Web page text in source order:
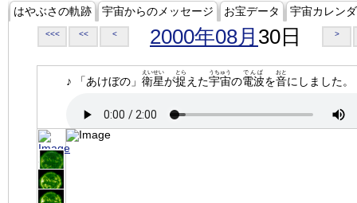
はやぶさの軌跡 宇宙からのメッセージ お宝データ 宇宙カレン
<<< << < 2000年08月 30日 >
♪ 「あけぼの」 衛星
えいせい
が捉
とら
えた宇宙
うちゅう
の電波
でんぱ
を音
おと
にしました。